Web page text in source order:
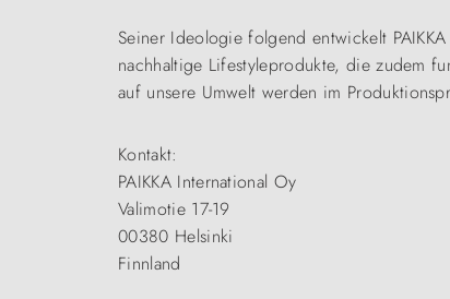
Seiner Ideologie folgend entwickelt
nachhaltige Lifestyleprodukte, die zudem
auf unsere Umwelt werden im
Kontakt:
PAIKKA International Oy
Valimotie 17-19
00380 Helsinki
Finnland